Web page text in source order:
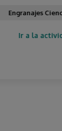
Engranajes
Ir a la